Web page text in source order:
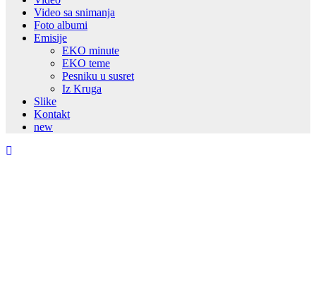
Video sa snimanja
Foto albumi
Emisije
EKO minute
EKO teme
Pesniku u susret
Iz Kruga
Slike
Kontakt
new